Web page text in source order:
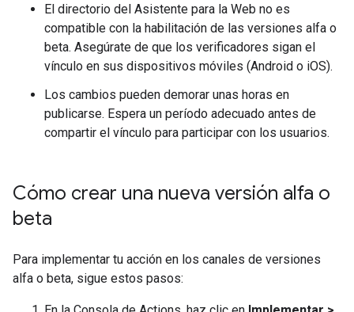
El directorio del Asistente para la Web no es
compatible con la habilitación de las versiones alfa o
beta. Asegúrate de que los verificadores sigan el
vínculo en sus dispositivos móviles (Android o iOS).
Los cambios pueden demorar unas horas en
publicarse. Espera un período adecuado antes de
compartir el vínculo para participar con los usuarios.
Cómo crear una nueva versión alfa o
beta
Para implementar tu acción en los canales de versiones
alfa o beta, sigue estos pasos: